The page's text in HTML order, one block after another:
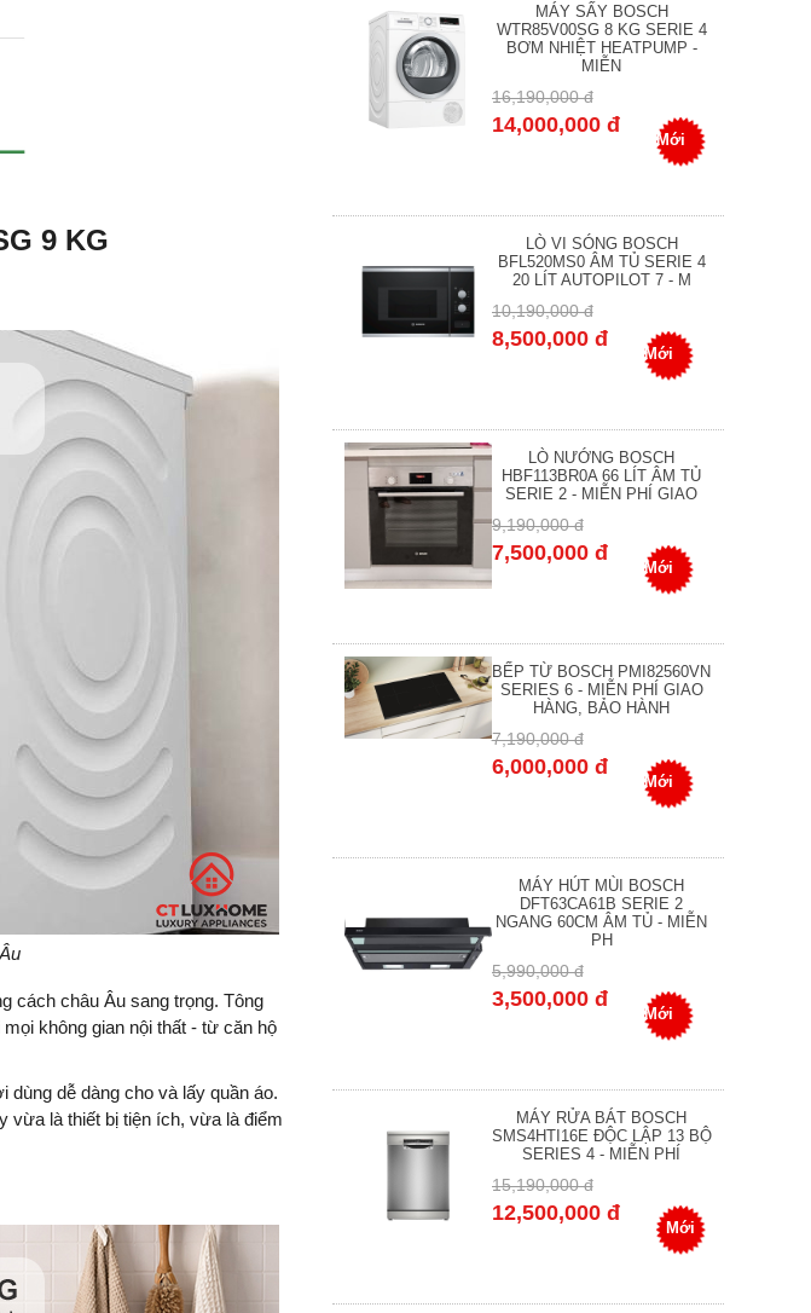
9 KG
cách châu Âu sang trọng. Tông
không gian nội thất - từ căn hộ
dễ dàng cho và lấy quần áo.
vừa là thiết bị tiện ích, vừa là điểm
MÁY SẤY BOSCH
WTR85V00SG 8 KG SERIE 4
BƠM NHIỆT HEATPUMP -
MIỄN
16,190,000 đ
14,000,000 đ
Mới
LÒ VI SÓNG BOSCH
BFL520MS0 ÂM TỦ SERIE 4
20 LÍT AUTOPILOT 7 - M
10,190,000 đ
8,500,000 đ
Mới
LÒ NƯỚNG BOSCH
HBF113BR0A 66 LÍT ÂM TỦ
SERIE 2 - MIỄN PHÍ GIAO
9,190,000 đ
7,500,000 đ
Mới
BẾP TỪ BOSCH PMI82560VN
SERIES 6 - MIỄN PHÍ GIAO
HÀNG, BẢO HÀNH
7,190,000 đ
6,000,000 đ
Mới
MÁY HÚT MÙI BOSCH
DFT63CA61B SERIE 2
NGANG 60CM ÂM TỦ - MIỄN
PH
5,990,000 đ
3,500,000 đ
Mới
MÁY RỬA BÁT BOSCH
SMS4HTI16E ĐỘC LẬP 13 BỘ
SERIES 4 - MIỄN PHÍ
15,190,000 đ
12,500,000 đ
Mới